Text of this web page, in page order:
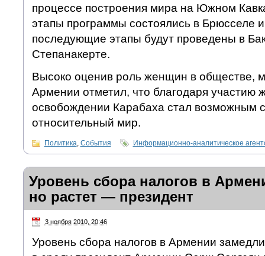
процессе построения мира на Южном
этапы программы состоялись в Брюсселе
последующие этапы будут проведены в
Степанакерте.
Высоко оценив роль женщин в обществе,
Армении отметил, что благодаря участию
освобождении Карабаха стал возможным
относительный мир.
Политика, События Информационно-аналитическое
Уровень сбора налогов в
но растет — президент
3 ноября 2010, 20:46
Уровень сбора налогов в Армении